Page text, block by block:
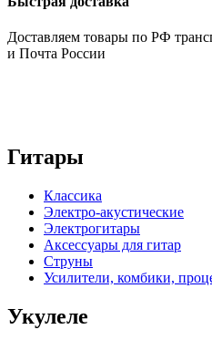
Доставляем товары по РФ
и Почта России
Гитары
Классика
Электро-акустические
Электрогитары
Аксессуары для гитар
Струны
Усилители, комбики,
Укулеле